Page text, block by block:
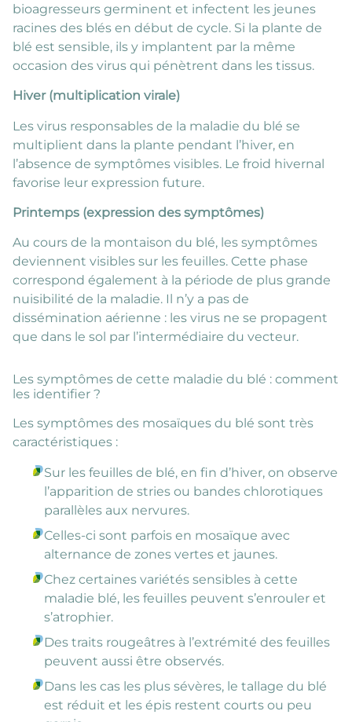
bioagresseurs germinent et infectent les jeunes
racines des blés en début de cycle. Si la plante de
blé est sensible, ils y implantent par la même
occasion des virus qui pénètrent dans les tissus.
Hiver (multiplication virale)
Les virus responsables de la maladie du blé se
multiplient dans la plante pendant l’hiver, en
l’absence de symptômes visibles. Le froid hivernal
favorise leur expression future.
Printemps (expression des symptômes)
Au cours de la montaison du blé, les symptômes
deviennent visibles sur les feuilles. Cette phase
correspond également à la période de plus grande
nuisibilité de la maladie. Il n’y a pas de
dissémination aérienne : les virus ne se propagent
que dans le sol par l’intermédiaire du vecteur.
Les symptômes de cette maladie du blé : comment
les identifier ?
Les symptômes des mosaïques du blé sont très
caractéristiques :
Sur les feuilles de blé, en fin d’hiver, on observe
l’apparition de stries ou bandes chlorotiques
parallèles aux nervures.
Celles-ci sont parfois en mosaïque avec
alternance de zones vertes et jaunes.
Chez certaines variétés sensibles à cette
maladie blé, les feuilles peuvent s’enrouler et
s’atrophier.
Des traits rougeâtres à l’extrémité des feuilles
peuvent aussi être observés.
Dans les cas les plus sévères, le tallage du blé
est réduit et les épis restent courts ou peu